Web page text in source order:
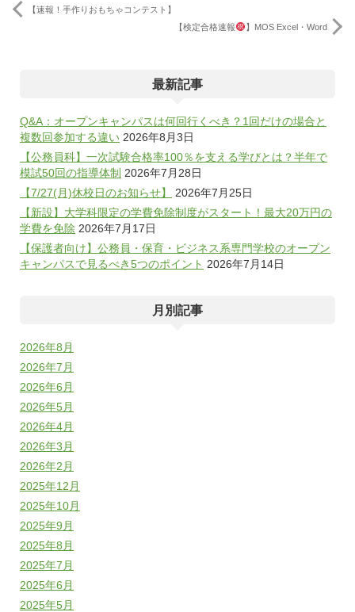
【速報！手作りおもちゃコンテスト】
【検定合格速報
】MOS Excel・Word
最新記事
Q&A：オープンキャンパスは何回行くべき？1回だけの場合と
複数回参加する違い 2026年8月3日
【公務員科】一次試験合格率100％を支える学びとは？半年で
模試50回の指導体制 2026年7月28日
【7/27(月)休校日のお知らせ】
2026年7月25日
【新設】大学科限定の学費免除制度がスタート！最大20万円の
学費を免除 2026年7月17日
【保護者向け】公務員・保育・ビジネス系専門学校のオープン
キャンパスで見るべき5つのポイント 2026年7月14日
月別記事
2026年8月
2026年7月
2026年6月
2026年5月
2026年4月
2026年3月
2026年2月
2025年12月
2025年10月
2025年9月
2025年8月
2025年7月
2025年6月
2025年5月